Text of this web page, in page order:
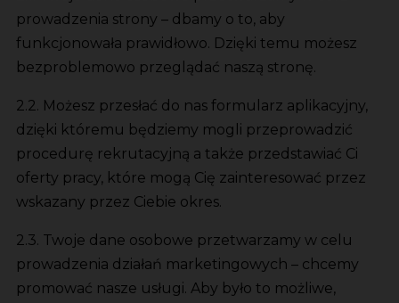
prowadzenia strony – dbamy o to, aby
funkcjonowała prawidłowo. Dzięki temu możesz
bezproblemowo przeglądać naszą stronę.
2.2. Możesz przesłać do nas formularz aplikacyjny,
dzięki któremu będziemy mogli przeprowadzić
procedurę rekrutacyjną a także przedstawiać Ci
oferty pracy, które mogą Cię zainteresować przez
wskazany przez Ciebie okres.
2.3. Twoje dane osobowe przetwarzamy w celu
prowadzenia działań marketingowych – chcemy
promować nasze usługi. Aby było to możliwe,